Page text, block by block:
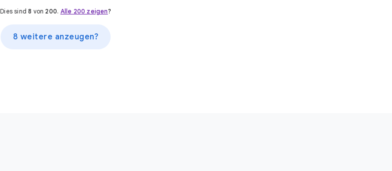
Dies sind8 von 200. Alle 200 zeigen?
8 weitere anzeugen?